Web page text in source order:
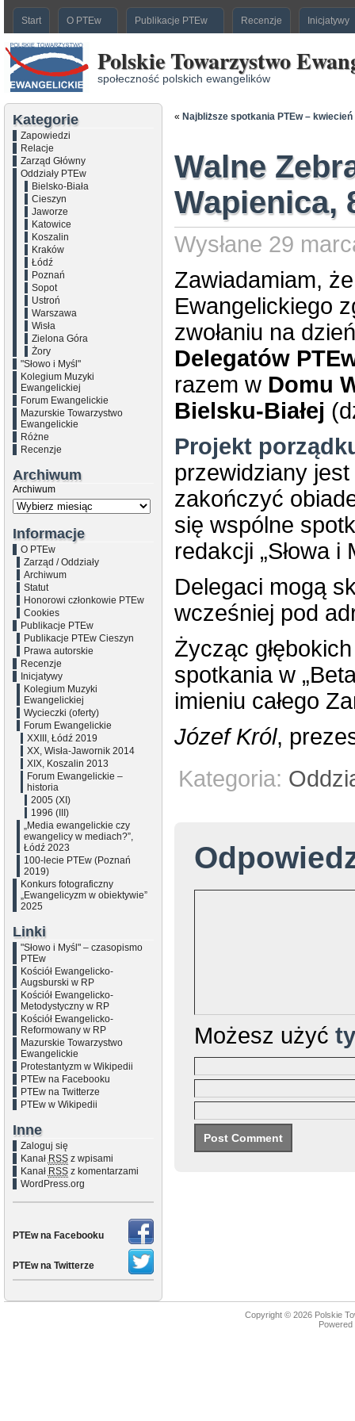
Start O PTEw Publikacje PTEw Recenzje Inicjatywy
Polskie Towarzystwo
społeczność polskich ewangelików
Kategorie
Zapowiedzi
Relacje
Zarząd Główny
Oddziały PTEw
Bielsko-Biała
Cieszyn
Jaworze
Katowice
Koszalin
Kraków
Łódź
Poznań
Sopot
Ustroń
Warszawa
Wisła
Zielona Góra
Żory
"Słowo i Myśl"
Kolegium Muzyki
Ewangelickiej
Forum Ewangelickie
Mazurskie Towarzystwo
Ewangelickie
Różne
Recenzje
Archiwum
Archiwum
Informacje
O PTEw
Zarząd / Oddziały
Archiwum
Statut
Honorowi członkowie PTEw
Cookies
Publikacje PTEw
Publikacje PTEw Cieszyn
Prawa autorskie
Recenzje
Inicjatywy
Kolegium Muzyki
Ewangelickiej
Wycieczki (oferty)
Forum Ewangelickie
XXIII, Łódź 2019
XX, Wisła-Jawornik 2014
XIX, Koszalin 2013
Forum Ewangelickie –
historia
2005 (XI)
1996 (III)
„Media ewangelickie czy
ewangelicy w mediach?”,
Łódź 2023
100-lecie PTEw (Poznań
2019)
Konkurs fotograficzny
„Ewangelicyzm w obiektywie”
2025
Linki
"Słowo i Myśl" – czasopismo
PTEw
Kościół Ewangelicko-
Augsburski w RP
Kościół Ewangelicko-
Metodystyczny w RP
Kościół Ewangelicko-
Reformowany w RP
Mazurskie Towarzystwo
Ewangelickie
Protestantyzm w Wikipedii
PTEw na Facebooku
PTEw na Twitterze
PTEw w Wikipedii
Inne
Zaloguj się
Kanał RSSz wpisami
Kanał RSSz komentarzami
WordPress.org
PTEw na Facebooku
PTEw na Twitterze
« Najbliższe spotkania PTEw – kwiecień
Walne
Wapienica,
Wysłane 29
Zawiadamiam,
Ewangelickiego
zwołaniu na
Delegatów
razem w Domu
Bielsku-Białej
Projekt
przewidziany
zakończyć
się wspólne
redakcji „Słowa i
Delegaci mogą
wcześniej pod
Życząc
spotkania w
imieniu całego
Józef Król,
Kategoria:
Możesz użyć
Copyright © 2026 Polskie